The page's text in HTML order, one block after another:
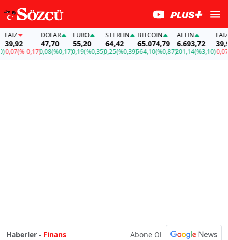
(%-0,17)
DOLAR
47,70
0,08(%0,17)
EURO
55,20
0,19(%0,35)
STERLIN
64,42
0,25(%0,39)
BITCOIN
65.074,79
564,10(%0,87)
ALTIN
6.693,72
201,14(%3,10)
FAİZ
39,92
-0,07
Haberler - Finans Abone Ol